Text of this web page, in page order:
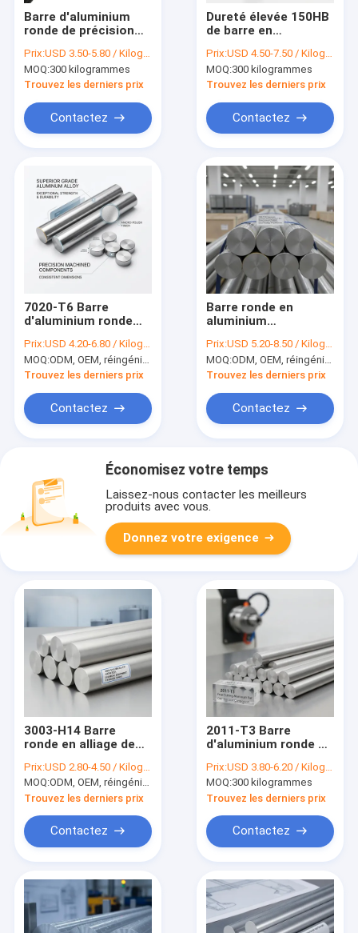
Barre d'aluminium
ronde de précision
tolérance h8 et
alliage 6061-T6 pour
tour suisse CNC
Prix:USD 3.50-5.80 / Kilogram
MOQ:300 kilogrammes
Trouvez les derniers prix
Contactez
Dureté élevée 150HB
de barre en
pour l'outillage de
matrice de moulage
par injection avec
Prix:USD 4.50-7.50 / Kilogram
MOQ:300 kilogrammes
Trouvez les derniers prix
Contactez
7020-T6 Barre
d'aluminium ronde
fabrication de
véhicules militaires
et plaque blindée
Prix:USD 4.20-6.80 / Kilogram
MOQ:ODM, OEM, réingénierie logicielle
Trouvez les derniers prix
Contactez
Barre ronde en
aluminium
T7451, résistante à
la corrosion avec une
ténacité élevée à la
structures d'ailes de
fuselage d'avion
Prix:USD 5.20-8.50 / Kilogram
MOQ:ODM, OEM, réingénierie logicielle
Trouvez les derniers prix
Contactez
Économisez votre temps
Laissez-nous contacter les meilleurs
produits avec vous.
Donnez votre exigence
3003-H14 Barre
ronde en alliage de
aluminium ASTM
B221 pour
équipement chimique
et réservoirs de
stockage
Prix:USD 2.80-4.50 / Kilogram
MOQ:ODM, OEM, réingénierie logicielle
Trouvez les derniers prix
Contactez
2011-T3 Barre
d'aluminium ronde à
les composants de
tournage de
précision du tour
automatique CNC
Prix:USD 3.80-6.20 / Kilogram
MOQ:300 kilogrammes
Trouvez les derniers prix
Contactez